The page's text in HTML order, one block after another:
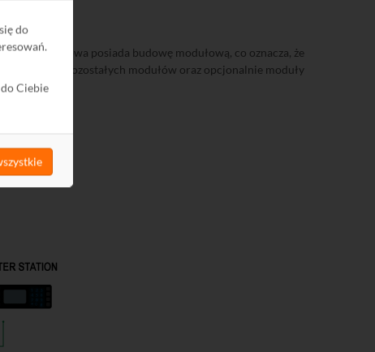
do
Ciebie
bramowa posiada budowę modułową, co oznacza, że
zasilenie pozostałych modułów oraz opcjonalnie moduły